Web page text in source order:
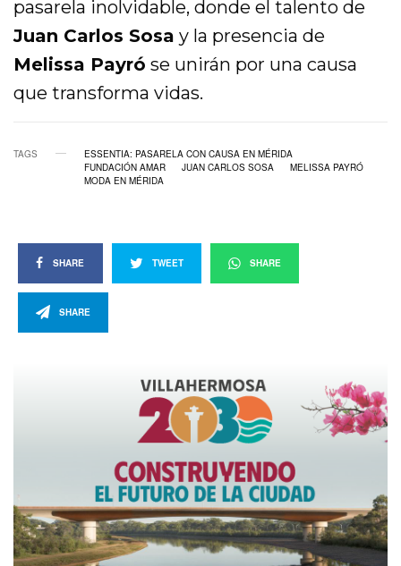
pasarela inolvidable, donde el talento de
Juan Carlos Sosa y la presencia de
Melissa Payró se unirán por una causa
que transforma vidas.
TAGS
ESSENTIA: PASARELA CON CAUSA EN MÉRIDA
FUNDACIÓN AMAR
JUAN CARLOS SOSA
MELISSA PAYRÓ
MODA EN MÉRIDA
SHARE TWEET SHARE
SHARE